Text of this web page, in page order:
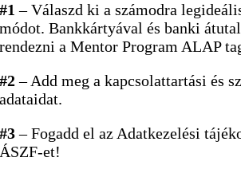
#1 – Válaszd ki a számodra
módot. Bankkártyával és banki
rendezni a Mentor Program ALAP
#2– Add meg a kapcsolattartási és
adataidat.
#3– Fogadd el az Adatkezelési
ÁSZF-et!